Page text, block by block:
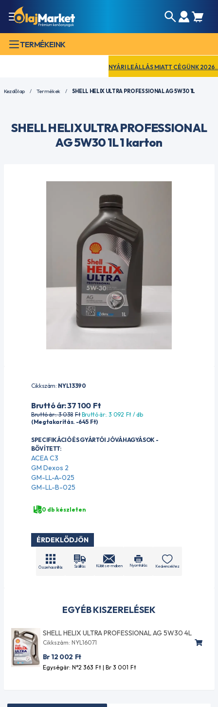
TERMÉKEINK
NYÁRI LEÁLLÁS MIATT CÉGÜNK 2026.
Kezdőlap Termékek SHELL HELIX ULTRA PROFESSIONAL AG 5W30 1L
SHELL HELIX ULTRA PROFESSIONAL
AG 5W30 1L 1 karton
EGYÉB KISZERELÉSEK
SHELL HELIX ULTRA PROFESSIONAL AG 5W30 4L
Cikkszám: NYL16071
Br 12 002 Ft
Egységár: N°2 363 Ft| Br 3 001 Ft
Cikkszám: NYL13390
Bruttó ár: 37 100 Ft
Bruttó ár:. 3 038 FtBruttó ár:. 3 092 Ft/ db
(Megtakarítás. -645 Ft)
SPECIFIKÁCIÓ ÉS GYÁRTÓI JÓVÁHAGYÁSOK -
BŐVÍTETT:
ACEA C3
GM Dexos 2
GM-LL-A-025
GM-LL-B-025
0 db készleten
ÉRDEKLŐDJÖN
Összehasonlítás Szállítás Küldés e-mailben Nyomtatás Kedvencekhez